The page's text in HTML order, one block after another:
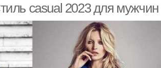
casual 2023 для